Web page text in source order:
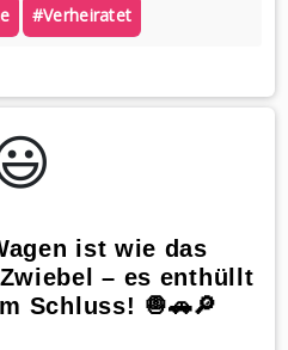
#verheiratet
ist wie das
– es enthüllt
Schluss! 🧅🚗🔎